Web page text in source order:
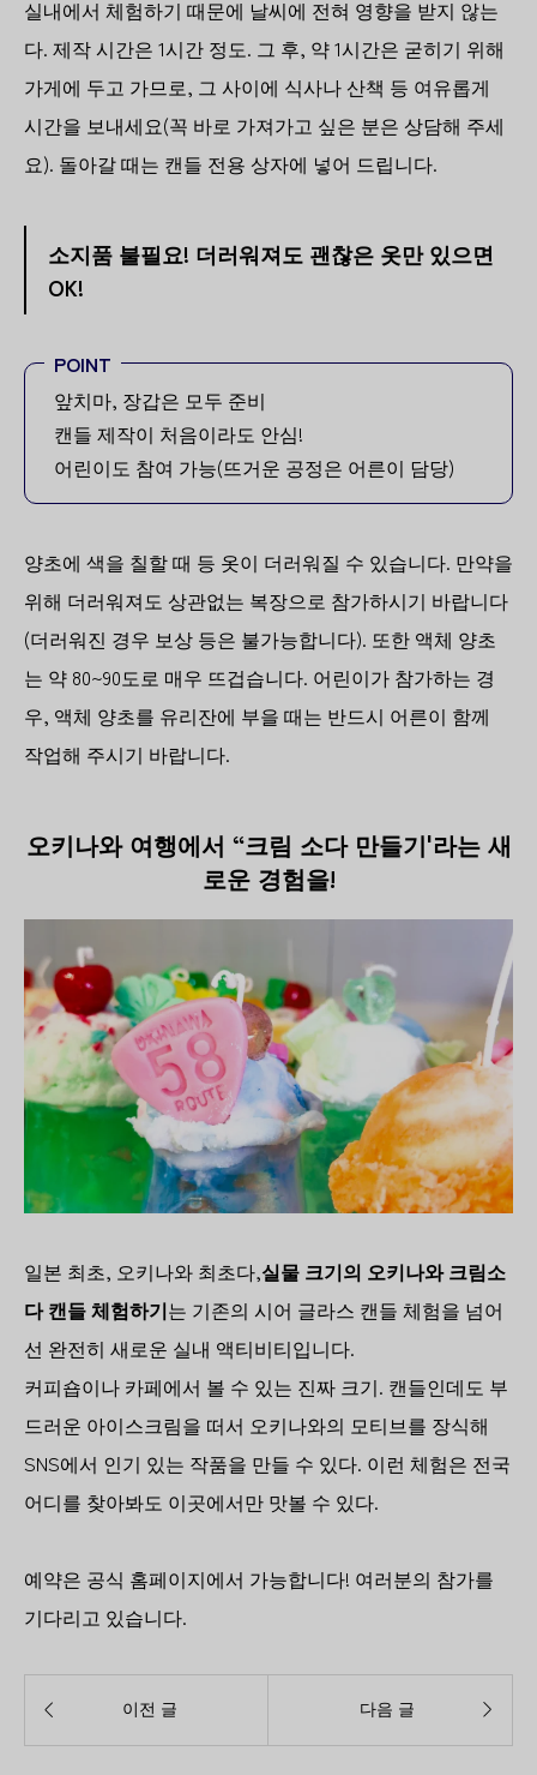
실내에서 체험하기 때문에 날씨에 전혀 영향을 받지 않는
다. 제작 시간은 1시간 정도. 그 후, 약 1시간은 굳히기 위해
가게에 두고 가므로, 그 사이에 식사나 산책 등 여유롭게
시간을 보내세요(꼭 바로 가져가고 싶은 분은 상담해 주세
요). 돌아갈 때는 캔들 전용 상자에 넣어 드립니다.
소지품 불필요! 더러워져도 괜찮은 옷만 있으면
OK!
POINT
앞치마, 장갑은 모두 준비
캔들 제작이 처음이라도 안심!
어린이도 참여 가능(뜨거운 공정은 어른이 담당)
양초에 색을 칠할 때 등 옷이 더러워질 수 있습니다. 만약을
위해 더러워져도 상관없는 복장으로 참가하시기 바랍니다
(더러워진 경우 보상 등은 불가능합니다). 또한 액체 양초
는 약 80~90도로 매우 뜨겁습니다. 어린이가 참가하는 경
우, 액체 양초를 유리잔에 부을 때는 반드시 어른이 함께
작업해 주시기 바랍니다.
오키나와 여행에서 “크림 소다 만들기'라는 새
로운 경험을!
일본 최초, 오키나와 최초다,실물 크기의 오키나와 크림소
다 캔들 체험하기는 기존의 시어 글라스 캔들 체험을 넘어
선 완전히 새로운 실내 액티비티입니다.
커피숍이나 카페에서 볼 수 있는 진짜 크기. 캔들인데도 부
드러운 아이스크림을 떠서 오키나와의 모티브를 장식해
SNS에서 인기 있는 작품을 만들 수 있다. 이런 체험은 전국
어디를 찾아봐도 이곳에서만 맛볼 수 있다.
예약은 공식 홈페이지에서 가능합니다! 여러분의 참가를
기다리고 있습니다.
 이전 글 다음 글 